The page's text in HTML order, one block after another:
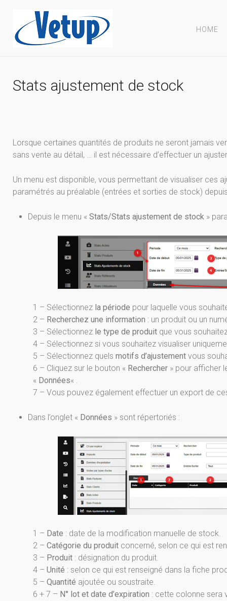
HOME
Stats ajustement de stock
Lorsque certaines quantités de produits ne seront jamais
sans vente au détail, … il est nécessaire d’effectuer un
Un menu est disponible, vous permettant de visualiser ces
paramétrés au préalable (entrées et sorties de stock)
Depuis le menu « Stats/Stats ajustement de stock »
1 – Sélectionnez la période pour laquelle vous
2 – Recherchez une information : un produit ou un
3 – Sélectionnez le type de produit que vous
4 – Sélectionnez si vous souhaitez visualiser
5 – Sélectionnez quels motifs d’ajustement vous
6 – Cliquez sur le bouton « Rechercher » pour afficher
« Données« .
7 – Vous pouvez également effectuer un export de
Dans l’onglet « Données » sont répertoriés :
1 – Date : date de la modification manuelle de stock.
2 – Catégorie du produit concerné, selon ce qui est
3 – Produit : désignation du produit.
4 – Unité : selon ce qui est renseigné dans la fiche
5 – Quantité ajoutée ou soustraite.
6 + 7 – N° lot et date d’expiration : cette colonne sera